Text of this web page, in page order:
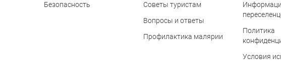
Безопасность
Советы туристам
Вопросы и ответы
Профилактика малярии
Политика
Условия